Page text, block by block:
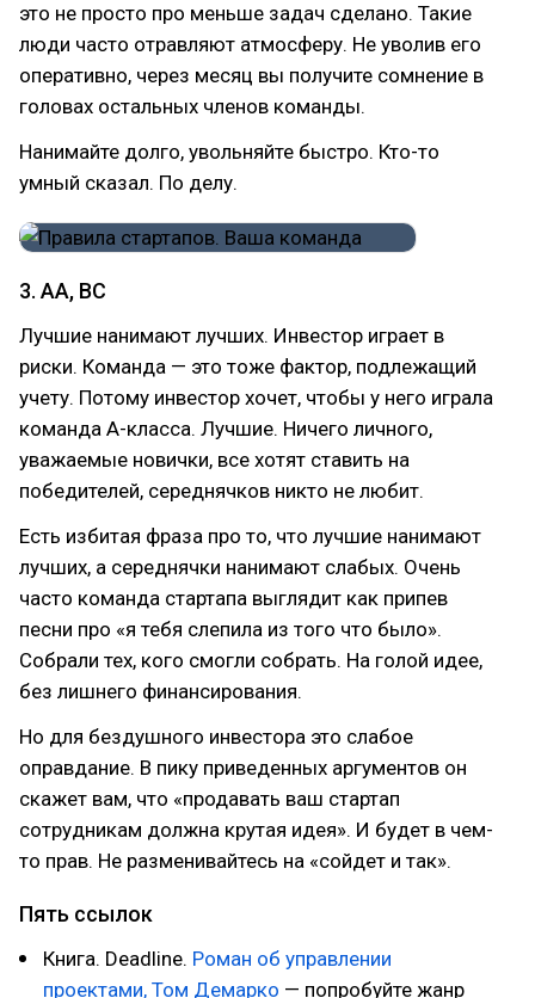
это не просто про меньше задач сделано. Такие
люди часто отравляют атмосферу. Не уволив его
оперативно, через месяц вы получите сомнение в
головах остальных членов команды.
Нанимайте долго, увольняйте быстро. Кто-то
умный сказал. По делу.
3. АА, ВС
Лучшие нанимают лучших. Инвестор играет в
риски. Команда — это тоже фактор, подлежащий
учету. Потому инвестор хочет, чтобы у него играла
команда А-класса. Лучшие. Ничего личного,
уважаемые новички, все хотят ставить на
победителей, середнячков никто не любит.
Есть избитая фраза про то, что лучшие нанимают
лучших, а середнячки нанимают слабых. Очень
часто команда стартапа выглядит как припев
песни про «я тебя слепила из того что было».
Собрали тех, кого смогли собрать. На голой идее,
без лишнего финансирования.
Но для бездушного инвестора это слабое
оправдание. В пику приведенных аргументов он
скажет вам, что «продавать ваш стартап
сотрудникам должна крутая идея». И будет в чем-
то прав. Не разменивайтесь на «сойдет и так».
Пять ссылок
Книга. Deadline. Роман об управлении
проектами, Том Демарко — попробуйте жанр